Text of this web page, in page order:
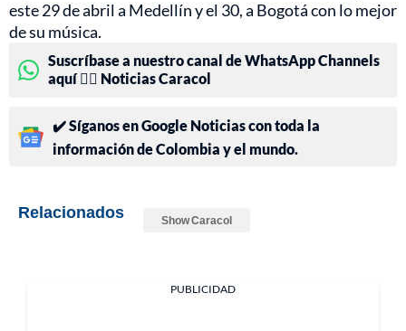
este 29 de abril a Medellín y el 30, a Bogotá con lo mejor
de su música.
Suscríbase a nuestro canal de WhatsApp Channels
aquí 👉🏻 Noticias Caracol
✔️ Síganos en Google Noticias con toda la
información de Colombia y el mundo.
Relacionados Show Caracol
PUBLICIDAD